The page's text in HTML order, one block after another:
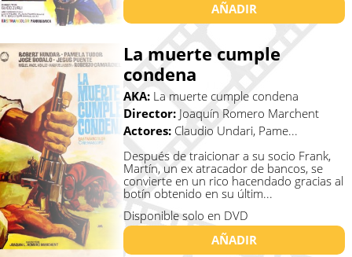
AÑADIR
La muerte cumple
condena
AKA: La muerte cumple condena
Director: Joaquín Romero Marchent
Actores: Claudio Undari, Pame...
Después de traicionar a su socio Frank,
Martín, un ex atracador de bancos, se
convierte en un rico hacendado gracias al
botín obtenido en su últim...
Disponible solo en DVD
AÑADIR